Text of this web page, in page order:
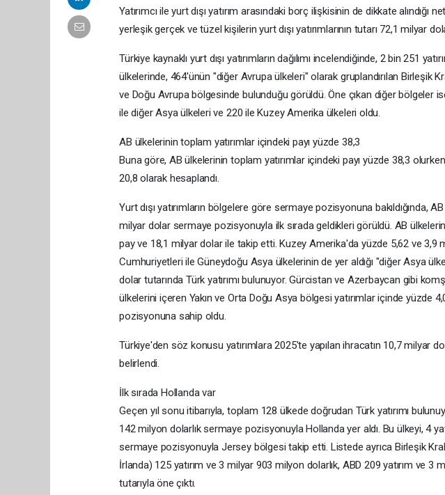
Yatırımcı ile yurt dışı yatırım arasındaki borç ilişkisinin de dikkate alındığı
yerleşik gerçek ve tüzel kişilerin yurt dışı yatırımlarının tutarı 72,1 milyar
Türkiye kaynaklı yurt dışı yatırımların dağılımı incelendiğinde, 2 bin 251
ülkelerinde, 464'ünün "diğer Avrupa ülkeleri" olarak gruplandırılan Birleşik
ve Doğu Avrupa bölgesinde bulunduğu görüldü. Öne çıkan diğer bölgeler
ile diğer Asya ülkeleri ve 220 ile Kuzey Amerika ülkeleri oldu.
AB ülkelerinin toplam yatırımlar içindeki payı yüzde 38,3
Buna göre, AB ülkelerinin toplam yatırımlar içindeki payı yüzde 38,3
20,8 olarak hesaplandı.
Yurt dışı yatırımların bölgelere göre sermaye pozisyonuna bakıldığında,
milyar dolar sermaye pozisyonuyla ilk sırada geldikleri görüldü. AB
pay ve 18,1 milyar dolar ile takip etti. Kuzey Amerika'da yüzde 5,62 ve 3,9
Cumhuriyetleri ile Güneydoğu Asya ülkelerinin de yer aldığı "diğer Asya
dolar tutarında Türk yatırımı bulunuyor. Gürcistan ve Azerbaycan gibi
ülkelerini içeren Yakın ve Orta Doğu Asya bölgesi yatırımlar içinde yüzde
pozisyonuna sahip oldu.
Türkiye'den söz konusu yatırımlara 2025'te yapılan ihracatın 10,7 milyar
belirlendi.
İlk sırada Hollanda var
Geçen yıl sonu itibarıyla, toplam 128 ülkede doğrudan Türk yatırımı
142 milyon dolarlık sermaye pozisyonuyla Hollanda yer aldı. Bu ülkeyi, 4
sermaye pozisyonuyla Jersey bölgesi takip etti. Listede ayrıca Birleşik
İrlanda) 125 yatırım ve 3 milyar 903 milyon dolarlık, ABD 209 yatırım ve 3
tutarıyla öne çıktı.